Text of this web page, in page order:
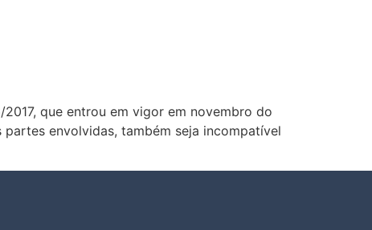
que entrou em vigor em novembro do
envolvidas, também seja incompatível